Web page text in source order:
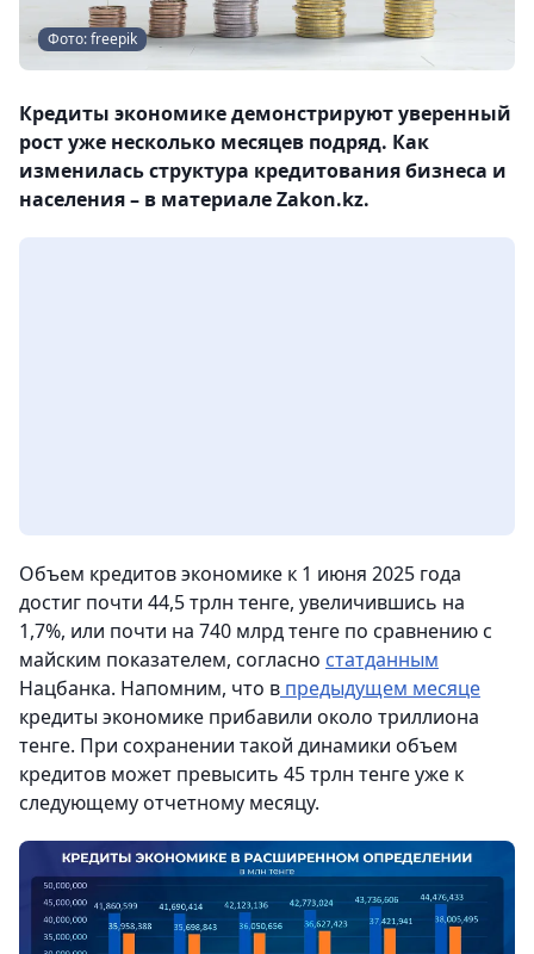
Фото: freepik
Кредиты экономике демонстрируют уверенный
рост уже несколько месяцев подряд. Как
изменилась структура кредитования бизнеса и
населения – в материале Zakon.kz.
Объем кредитов экономике к 1 июня 2025 года
достиг почти 44,5 трлн тенге, увеличившись на
1,7%, или почти на 740 млрд тенге по сравнению с
майским показателем, согласно статданным
Нацбанка. Напомним, что в предыдущем месяце
кредиты экономике прибавили около триллиона
тенге. При сохранении такой динамики объем
кредитов может превысить 45 трлн тенге уже к
следующему отчетному месяцу.